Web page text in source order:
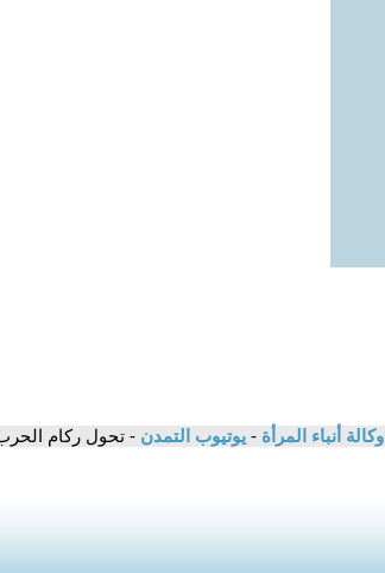
وكالة أنباء المرأة - يوتيوب التمدن - تحول ركام